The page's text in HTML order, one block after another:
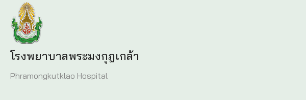
โรงพยาบาลพระมงกุฎเกล้า
Phramongkutklao Hospital